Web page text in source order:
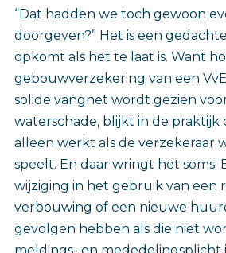
“Dat hadden we toch gewoon
doorgeven?” Het is een
opkomt als het te laat is. Want
gebouwverzekering van een
solide vangnet wordt gezien
waterschade, blijkt in de praktijk
alleen werkt als de verzekeraar
speelt. En daar wringt het soms.
wijziging in het gebruik van een
verbouwing of een nieuwe
gevolgen hebben als die niet